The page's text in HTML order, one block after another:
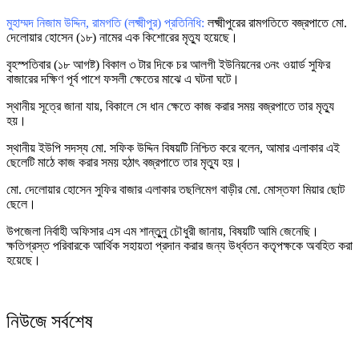
মুহাম্মদ নিজাম উদ্দিন, রামগতি (লক্ষ্মীপুর) প্রতিনিধি: লক্ষ্মীপুরের রামগতিতে বজ্রপাতে মো.
দেলোয়ার হোসেন (১৮) নামের এক কিশোরের মৃত্যু হয়েছে।
বৃহস্পতিবার (১৮ আগষ্ট) বিকাল ৩ টার দিকে চর আলগী ইউনিয়নের ৩নং ওয়ার্ড সুফির
বাজারের দক্ষিণ পূর্ব পাশে ফসলী ক্ষেতের মাঝে এ ঘটনা ঘটে।
স্থানীয় সূত্রে জানা যায়, বিকালে সে ধান ক্ষেতে কাজ করার সময় বজ্রপাতে তার মৃত্যু
হয়।
স্থানীয় ইউপি সদস্য মো. সফিক উদ্দিন বিষয়টি নিশ্চিত করে বলেন, আমার এলাকার এই
ছেলেটি মাঠে কাজ করার সময় হঠাৎ বজ্রপাতে তার মৃত্যু হয়।
মো. দেলোয়ার হোসেন সুফির বাজার এলাকার তছলিমেগ বাড়ীর মো. মোস্তফা মিয়ার ছোট
ছেলে।
উপজেলা নির্বাহী অফিসার এস এম শান্তুুনু চৌধুরী জানায়, বিষয়টি আমি জেনেছি।
ক্ষতিগ্রস্ত পরিবারকে আর্থিক সহায়তা প্রদান করার জন্য উর্ধ্বতন কতৃপক্ষকে অবহিত করা
হয়েছে।
নিউজে সর্বশেষ